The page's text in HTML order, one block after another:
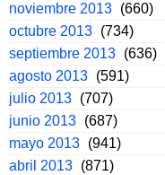
noviembre 2013 (660)
octubre 2013 (734)
septiembre 2013 (636)
agosto 2013 (591)
julio 2013 (707)
junio 2013 (687)
mayo 2013 (941)
abril 2013 (871)